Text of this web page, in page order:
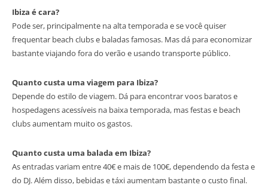
Ibiza é cara?
Pode ser, principalmente na alta temporada e se você quiser
frequentar beach clubs e baladas famosas. Mas dá para economizar
bastante viajando fora do verão e usando transporte público.
Quanto custa uma viagem para Ibiza?
Depende do estilo de viagem. Dá para encontrar voos baratos e
hospedagens acessíveis na baixa temporada, mas festas e beach
clubs aumentam muito os gastos.
Quanto custa uma balada em Ibiza?
As entradas variam entre 40€ e mais de 100€, dependendo da festa e
do DJ. Além disso, bebidas e táxi aumentam bastante o custo final.